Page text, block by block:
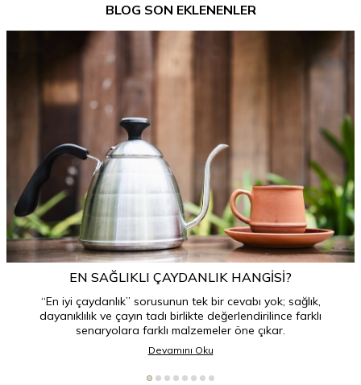
BLOG SON EKLENENLER
EN SAĞLIKLI ÇAYDANLIK HANGISI?
“En iyi çaydanlık” sorusunun tek bir cevabı yok; sağlık,
dayanıklılık ve çayın tadı birlikte değerlendirilince farklı
senaryolara farklı malzemeler öne çıkar.
Devamını Oku